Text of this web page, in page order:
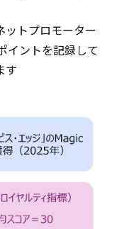
ットプロモーター
イントを記録して
す